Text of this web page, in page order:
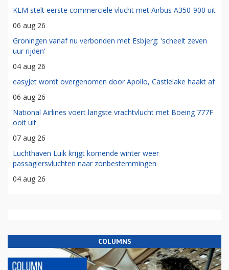
KLM stelt eerste commerciële vlucht met Airbus A350-900 uit
06 aug 26
Groningen vanaf nu verbonden met Esbjerg: 'scheelt zeven
uur rijden'
04 aug 26
easyJet wordt overgenomen door Apollo, Castlelake haakt af
06 aug 26
National Airlines voert langste vrachtvlucht met Boeing 777F
ooit uit
07 aug 26
Luchthaven Luik krijgt komende winter weer
passagiersvluchten naar zonbestemmingen
04 aug 26
COLUMNS